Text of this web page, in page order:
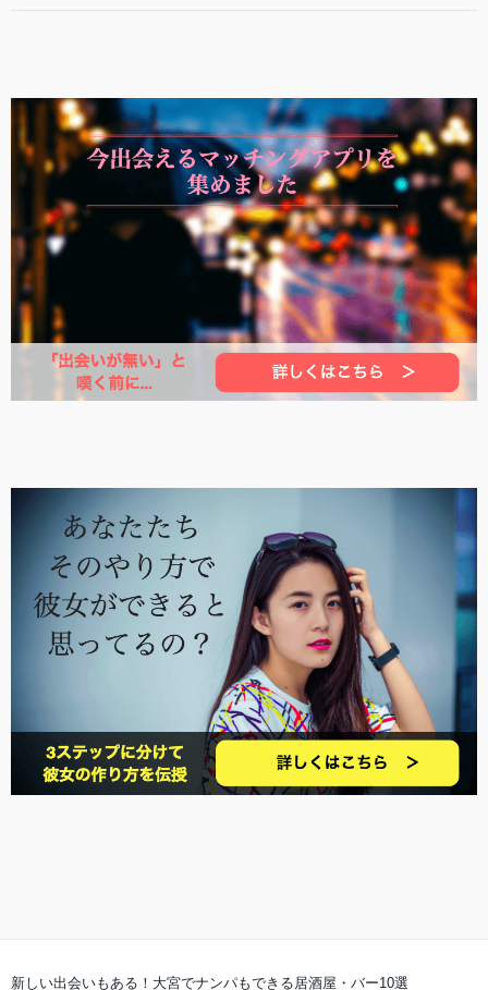
新しい出会いもある！大宮でナンパもできる居酒屋・バー10選